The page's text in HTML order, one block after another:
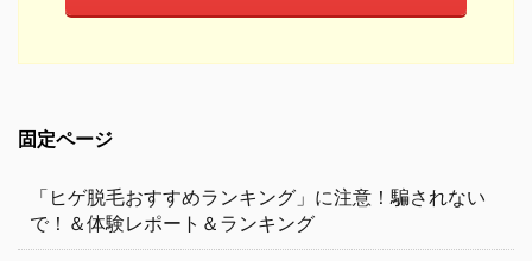
固定ページ
「ヒゲ脱毛おすすめランキング」に注意！騙されない
で！＆体験レポート＆ランキング